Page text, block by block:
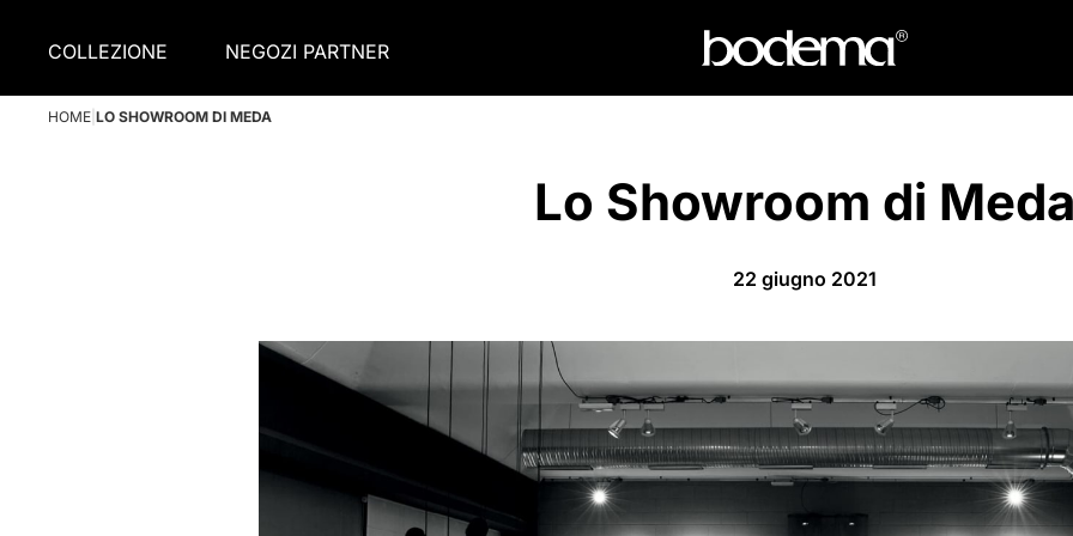
COLLEZIONE NEGOZI PARTNER
HOME LO SHOWROOM DI MEDA
Lo Showroom di
22 giugno 2021